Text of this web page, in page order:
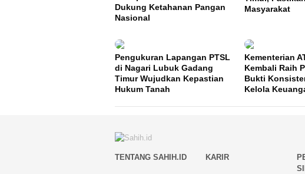
Dukung Ketahanan Pangan
Nasional
Masyarakat
Pengukuran Lapangan PTSL
di Nagari Lubuk Gadang
Timur Wujudkan Kepastian
Hukum Tanah
Kementerian
Kembali Raih
Bukti
Kelola
TENTANG SAHIH.ID KARIR